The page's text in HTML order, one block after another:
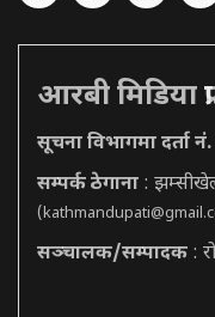
आरबी मिडिया
सूचना विभागमा दर्ता नं.
सम्पर्क ठेगाना :
(
सञ्चालक/सम्पादक :